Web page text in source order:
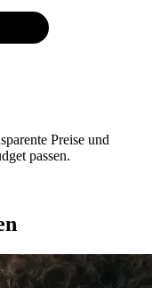
Preise und
passen.